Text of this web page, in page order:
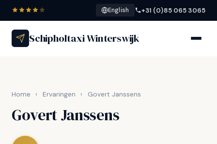
English +31 (0)85 065 3065
Schipholtaxi Winterswijk
Home › Ervaringen › Govert Janssens
Govert Janssens